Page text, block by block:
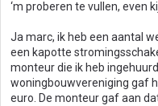
‘m proberen te vullen, even
Ja marc, ik heb een aantal
een kapotte
monteur die ik heb
woningbouwvereniging gaf
euro. De monteur gaf aan